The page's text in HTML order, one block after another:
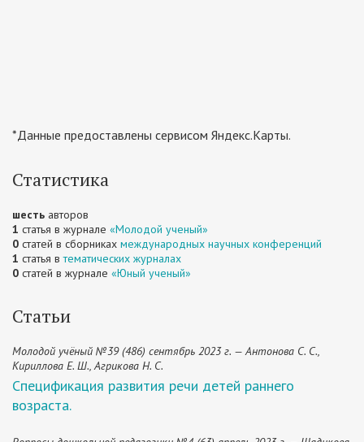
*Данные предоставлены сервисом Яндекс.Карты.
Статистика
шесть авторов
1 статья в журнале «Молодой ученый»
0 статей в сборниках международных научных конференций
1 статья втематических журналах
0 статей в журнале «Юный ученый»
Статьи
Молодой учёный №39 (486) сентябрь 2023 г. — Антонова С. С.,
Кириллова Е. Ш., Агрикова Н. С.
Спецификация развития речи детей раннего
возраста.